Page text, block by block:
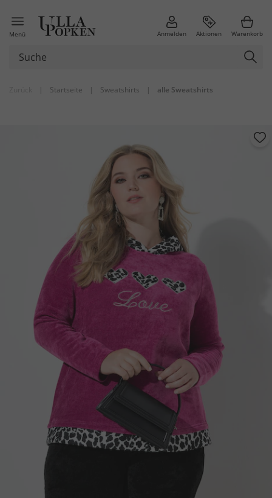
Menü Anmelden Aktionen Warenkorb
| Startseite | Sweatshirts | alle Sweatshirts